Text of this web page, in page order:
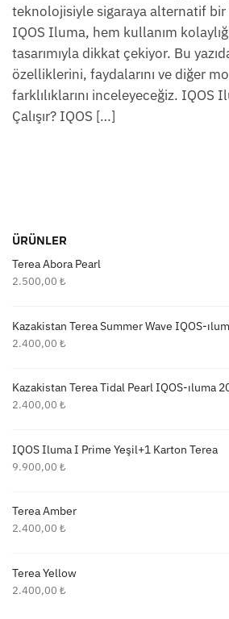
teknolojisiyle sigaraya alternatif bir
IQOS Iluma, hem kullanım
tasarımıyla dikkat çekiyor. Bu
özelliklerini, faydalarını ve diğer
farklılıklarını inceleyeceğiz. IQOS
Çalışır? IQOS […]
ÜRÜNLER
Terea Abora Pearl
2.500,00 ₺
Kazakistan Terea Summer Wave IQOS-
2.400,00 ₺
Kazakistan Terea Tidal Pearl IQOS-ıluma
2.400,00 ₺
IQOS Iluma I Prime Yeşil+1 Karton Terea
9.900,00 ₺
Terea Amber
2.400,00 ₺
Terea Yellow
2.400,00 ₺